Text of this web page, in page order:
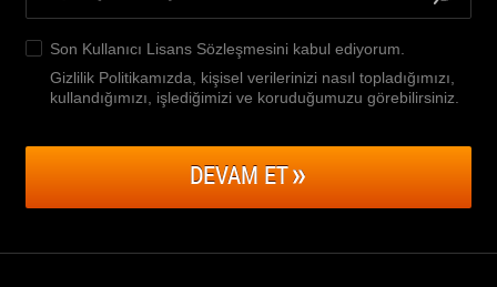
Son Kullanıcı Lisans Sözleşmesini kabul ediyorum.
Gizlilik Politikamızda, kişisel verilerinizi nasıl topladığımızı,
kullandığımızı, işlediğimizi ve koruduğumuzu görebilirsiniz
DEVAM ET